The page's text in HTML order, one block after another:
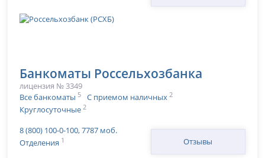
Банкоматы Россельхозбанка
лицензия № 3349
Все банкоматы 5 С приемом наличных 2
Круглосуточные 2
8 (800) 100-0-100, 7787 моб.
Отделения 1 Отзывы